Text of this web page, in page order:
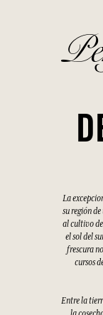
La
su región
al cultivo
el sol del
frescura
cursos
Entre la